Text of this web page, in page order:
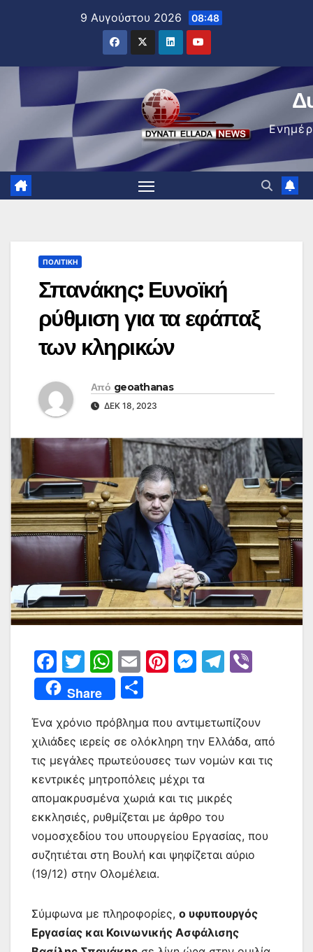
9 Αυγούστου 2026 08:48
ΠΟΛΙΤΙΚΉ
Σπανάκης: Ευνοϊκή
ρύθμιση για τα εφάπαξ
των κληρικών
Από geoathanas
ΔΕΚ 18, 2023
F
a
c
e
b
o
o
k
T
w
itt
er
W
h
at
s
A
p
p
E
m
ai
l
Pi
e
st
M
s
e
n
g
er
T
gr
a
m
Share
ρ
α
σ
τε
ίτ
ε
Ένα χρόνιο πρόβλημα που αντιμετωπίζουν
χιλιάδες ιερείς σε ολόκληρη την Ελλάδα, από
τις μεγάλες πρωτεύουσες των νομών και τις
κεντρικές μητροπόλεις μέχρι τα
απομακρυσμένα χωριά και τις μικρές
εκκλησιές, ρυθμίζεται με άρθρο του
νομοσχεδίου του υπουργείου Εργασίας, που
συζητιέται στη Βουλή και ψηφίζεται αύριο
(19/12) στην Ολομέλεια.
Σύμφωνα με πληροφορίες, ο υφυπουργός
Εργασίας και Κοινωνικής Ασφάλισης